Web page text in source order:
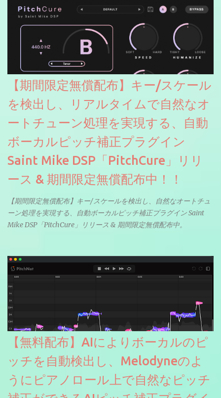
【期間限定無償配布】キー/スケール
を検出し、リアルタイムで自然なオ
ートチューン処理を実現する、自動
ボーカルピッチ補正プラグイン
Saint Mike DSP「PitchCure」リリ
ース & 期間限定無償配布中！！
【期間限定無償配布】キー/スケールを検出し、自然なオートチュ
ーン処理を実現する、自動ボーカルピッチ補正プラグイン Saint
Mike DSP「PitchCure」リリース & 期間限定無償配布中。
【無料配布】AIによりボーカルのピ
ッチを自動検出し、Melodyneのよ
うにピアノロール上で自然なピッチ